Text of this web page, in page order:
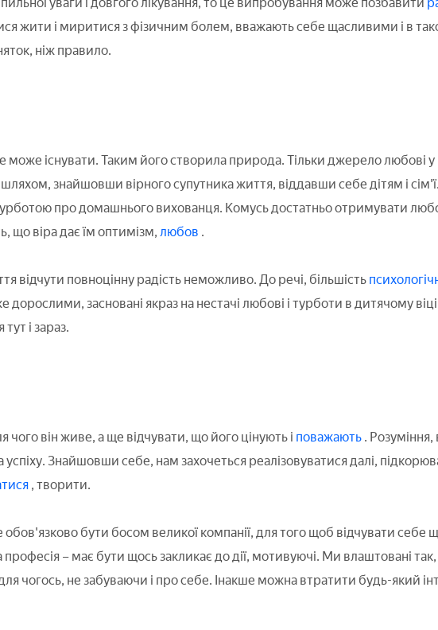
жити і миритися з фізичним болем, вважають себе щасливими і в
ніж правило.
може існувати. Таким його створила природа. Тільки джерело любові
знайшовши вірного супутника життя, віддавши себе дітям і
про домашнього вихованця. Комусь достатньо отримувати
що віра дає їм оптимізм, любов .
відчути повноцінну радість неможливо. До речі, більшість
засновані якраз на нестачі любові і турботи в дитячому
і зараз.
він живе, а ще відчувати, що його цінують і поважають . Розуміння,
Знайшовши себе, нам захочеться реалізовуватися далі,
, творити.
обов'язково бути босом великої компанії, для того щоб відчувати себе
професія – має бути щось закликає до дії, мотивуючі. Ми влаштовані
чогось, не забуваючи і про себе. Інакше можна втратити будь-який